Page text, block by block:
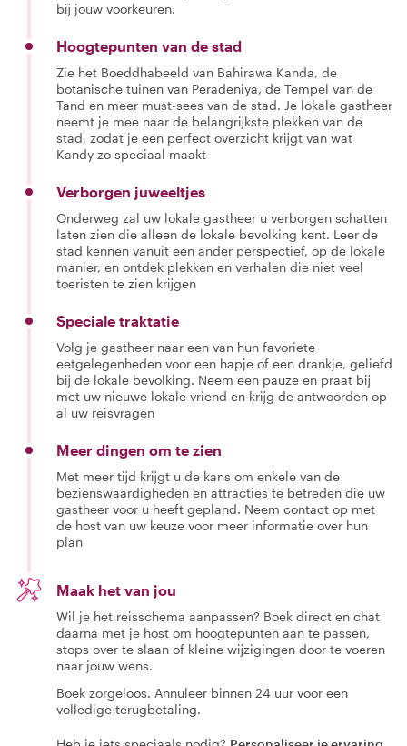
bij jouw voorkeuren.
Hoogtepunten van de stad
Zie het Boeddhabeeld van Bahirawa Kanda, de
botanische tuinen van Peradeniya, de Tempel van de
Tand en meer must-sees van de stad. Je lokale gastheer
neemt je mee naar de belangrijkste plekken van de
stad, zodat je een perfect overzicht krijgt van wat
Kandy zo speciaal maakt
Verborgen juweeltjes
Onderweg zal uw lokale gastheer u verborgen schatten
laten zien die alleen de lokale bevolking kent. Leer de
stad kennen vanuit een ander perspectief, op de lokale
manier, en ontdek plekken en verhalen die niet veel
toeristen te zien krijgen
Speciale traktatie
Volg je gastheer naar een van hun favoriete
eetgelegenheden voor een hapje of een drankje, geliefd
bij de lokale bevolking. Neem een pauze en praat bij
met uw nieuwe lokale vriend en krijg de antwoorden op
al uw reisvragen
Meer dingen om te zien
Met meer tijd krijgt u de kans om enkele van de
bezienswaardigheden en attracties te betreden die uw
gastheer voor u heeft gepland. Neem contact op met
de host van uw keuze voor meer informatie over hun
plan
Maak het van jou
Wil je het reisschema aanpassen? Boek direct en chat
daarna met je host om hoogtepunten aan te passen,
stops over te slaan of kleine wijzigingen door te voeren
naar jouw wens.
Boek zorgeloos. Annuleer binnen 24 uur voor een
volledige terugbetaling.